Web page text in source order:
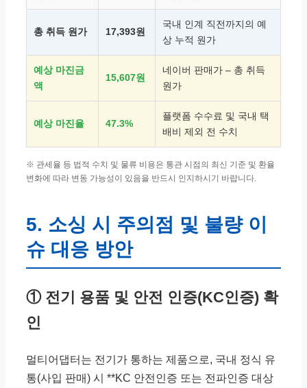
총 취득 원가 17,393원
국내 인계 직전까지의 예
상 누적 원가
예상 마진금
액
15,607원
네이버 판매가 – 총 취득
원가
예상 마진율 47.3%
플랫폼 수수료 및 국내 택
배비 제외 전 수치
※ 관세율 등 법적 수치 및 물류 비용은 통관 시점의 최신 기준 및 환율
변화에 따라 변동 가능성이 있음을 반드시 인지하시기 바랍니다.
5. 소싱 시 주의점 및 불량 이
슈 대응 방안
① 전기 용품 및 안전 인증(KC인증) 확
인
멀티어댑터는 전기가 통하는 제품으로, 국내 정식 유
통(사입 판매) 시 **KC 안전인증 또는 전파인증 대상